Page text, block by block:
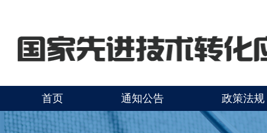
首页 通知公告 政策法规